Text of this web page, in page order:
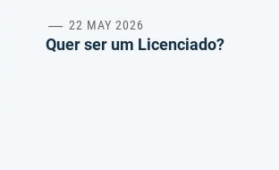
22 MAY 2026
Quer ser um Licenciado?